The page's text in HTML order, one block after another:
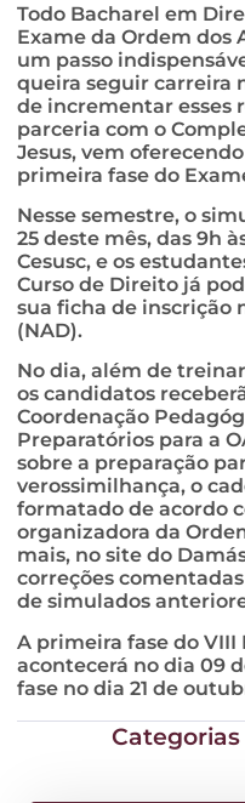
Todo Bacharel em
Exame da Ordem dos
um passo
queira seguir carreira
de incrementar esses
parceria com o
Jesus, vem
primeira fase do
Nesse semestre, o
25 deste mês, das 9h
Cesusc, e os
Curso de Direito já
sua ficha de inscrição
(NAD).
No dia, além de
os candidatos
Coordenação
Preparatórios para a
sobre a preparação
verossimilhança, o
formatado de acordo
organizadora da
mais, no site do
correções
de simulados
A primeira fase do VIII
acontecerá no dia 09
fase no dia 21 de